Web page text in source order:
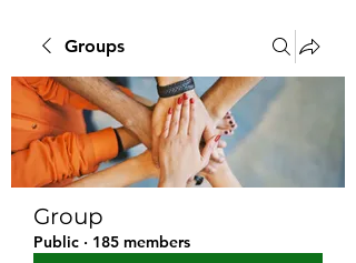
Groups
Group
Public · 185 members